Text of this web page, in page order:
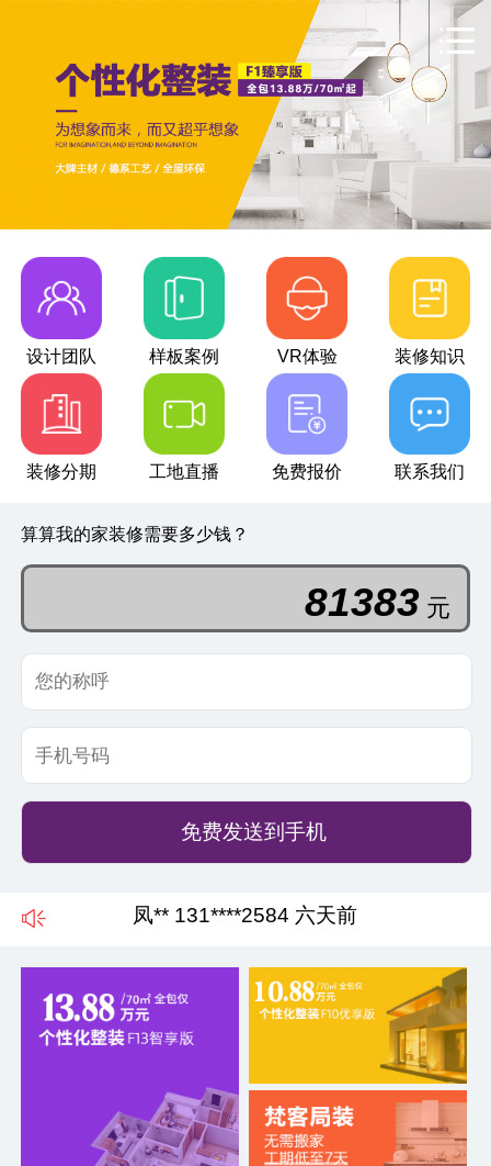
设计团队 样板案例 VR体验 装修知识
装修分期 工地直播 免费报价 联系我们
算算我的家装修需要多少钱？
48530 元
免费发送到手机
凤** 131****2584 六天前